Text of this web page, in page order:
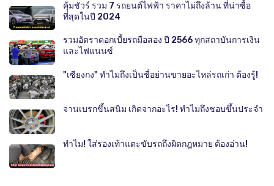
คุ้มชัวร์ รวม 7 รถยนต์ไฟฟ้า ราคาไม่ถึงล้าน ที่น่าซื้อ
ที่สุดในปี 2024
รวมอัตราดอกเบี้ยรถมือสอง ปี 2566 ทุกสถาบันการเงิน
และไฟแนนซ์
"เซียงกง" ทำไมถึงเป็นชื่อย่านขายอะไหล่รถเก่า ต้องรู้!
จานเบรกขึ้นสนิม เกิดจากอะไร! ทำไมถึงชอบขึ้นประจำ
ทำไม! ใส่รองเท้าแตะขับรถถึงผิดกฎหมาย ต้องอ่าน!